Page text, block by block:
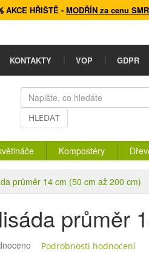
AKCE HŘIŠTĚ - MODŘÍN za cenu
KONTAKTY VOP GDPR
HLEDAT
Kompostéry
průměr 14 cm (50 cm až 200 cm)
průměr
Podrobnosti hodnocení